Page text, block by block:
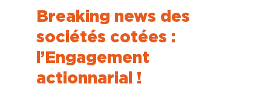
Breaking news des
sociétés cotées :
l’Engagement
actionnarial !